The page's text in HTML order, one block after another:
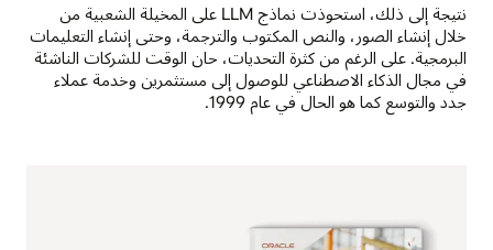
نتيجة إلى ذلك، استحوذت نماذج LLM على المخيلة الشعبية من
خلال إنشاء الصور، والنص المكتوب والترجمة، وحتى إنشاء التعليمات
البرمجية. على الرغم من كثرة التحديات، حان الوقت للشركات الناشئة
في مجال الذكاء الاصطناعي للوصول إلى مستثمرين وخدمة عملاء
جدد والتوسع كما هو الحال في عام 1999.